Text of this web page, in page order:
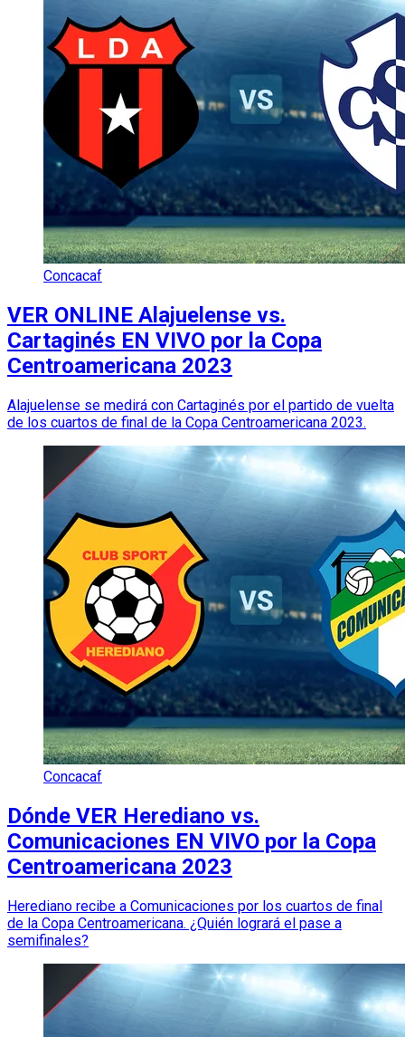
Concacaf
VER ONLINE Alajuelense vs.
Cartaginés EN VIVO por la Copa
Centroamericana 2023
Alajuelense se medirá con Cartaginés por el partido de vuelta
de los cuartos de final de la Copa Centroamericana 2023.
Concacaf
Dónde VER Herediano vs.
Comunicaciones EN VIVO por la Copa
Centroamericana 2023
Herediano recibe a Comunicaciones por los cuartos de final
de la Copa Centroamericana. ¿Quién logrará el pase a
semifinales?